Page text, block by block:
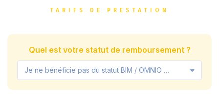
TARIFS DE PRESTATION
Quel est votre statut de remboursement ?
Je ne bénéficie pas du statut BIM / OMNIO / VIPO